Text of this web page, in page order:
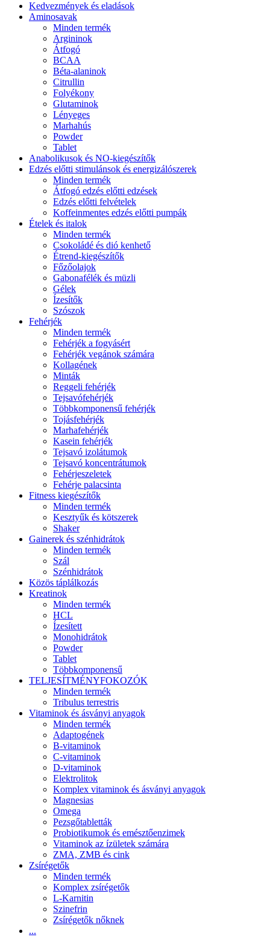
Kedvezmények és eladások
Aminosavak
Minden termék
Argininok
Átfogó
BCAA
Béta-alaninok
Citrullin
Folyékony
Glutaminok
Lényeges
Marhahús
Powder
Tablet
Anabolikusok és NO-kiegészítők
Edzés előtti stimulánsok és energizálószerek
Minden termék
Átfogó edzés előtti edzések
Edzés előtti felvételek
Koffeinmentes edzés előtti pumpák
Ételek és italok
Minden termék
Csokoládé és dió kenhető
Étrend-kiegészítők
Főzőolajok
Gabonafélék és müzli
Gélek
Ízesítők
Szószok
Fehérjék
Minden termék
Fehérjék a fogyásért
Fehérjék vegánok számára
Kollagének
Minták
Reggeli fehérjék
Tejsavófehérjék
Többkomponensű fehérjék
Tojásfehérjék
Marhafehérjék
Kasein fehérjék
Tejsavó izolátumok
Tejsavó koncentrátumok
Fehérjeszeletek
Fehérje palacsinta
Fitness kiegészítők
Minden termék
Kesztyűk és kötszerek
Shaker
Gainerek és szénhidrátok
Minden termék
Szál
Szénhidrátok
Közös táplálkozás
Kreatinok
Minden termék
HCL
Ízesített
Monohidrátok
Powder
Tablet
Többkomponensű
TELJESÍTMÉNYFOKOZÓK
Minden termék
Tribulus terrestris
Vitaminok és ásványi anyagok
Minden termék
Adaptogének
B-vitaminok
C-vitaminok
D-vitaminok
Elektrolitok
Komplex vitaminok és ásványi anyagok
Magnesias
Omega
Pezsgőtabletták
Probiotikumok és emésztőenzimek
Vitaminok az ízületek számára
ZMA, ZMB és cink
Zsírégetők
Minden termék
Komplex zsírégetők
L-Karnitin
Szinefrin
Zsírégetők nőknek
...